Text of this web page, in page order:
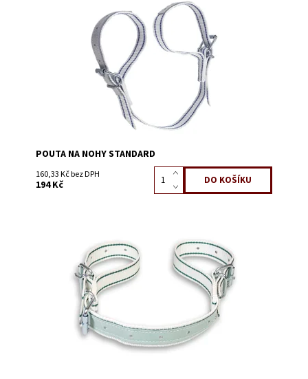
Skladem 64
3200
POUTA NA NOHY STANDARD
160,33 Kč bez DPH
194 Kč
Skladem 81
3200C